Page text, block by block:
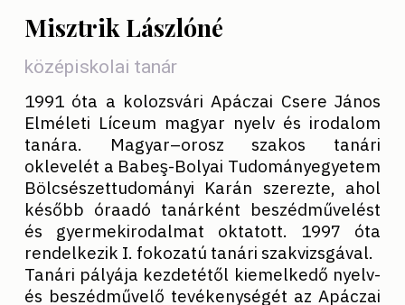
Misztrik Lászlóné
középiskolai tanár
1991 óta a kolozsvári Apáczai Csere János
Elméleti Líceum magyar nyelv és irodalom
tanára. Magyar–orosz szakos tanári
oklevelét a Babeş-Bolyai Tudományegyetem
Bölcsészettudományi Karán szerezte, ahol
később óraadó tanárként beszédművelést
és gyermekirodalmat oktatott. 1997 óta
rendelkezik I. fokozatú tanári szakvizsgával.
Tanári pályája kezdetétől kiemelkedő nyelv-
és beszédművelő tevékenységét az Apáczai